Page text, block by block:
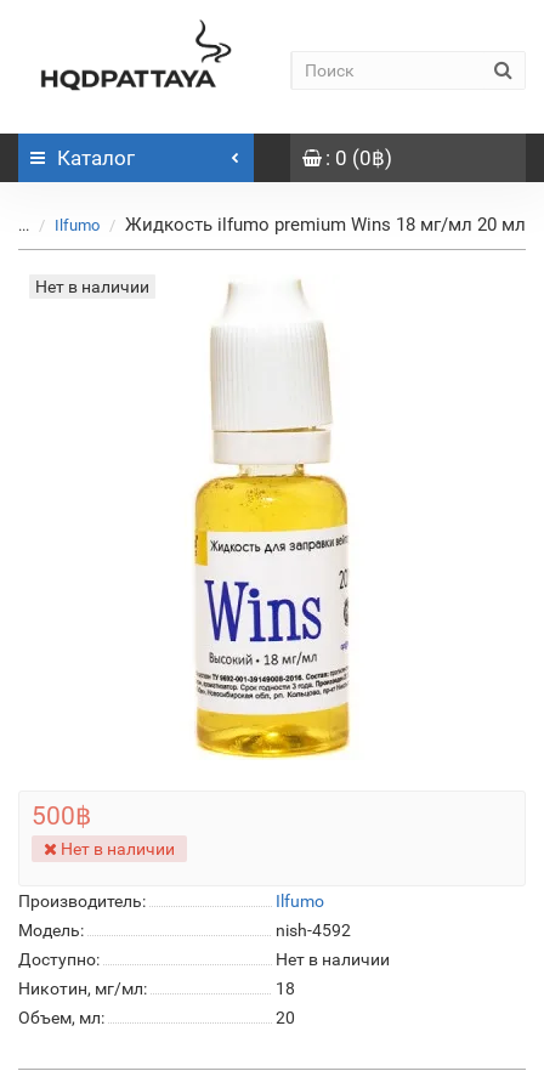
Каталог : 0 (0฿)
... Ilfumo Жидкость ilfumo premium Wins 18 мг/мл 20 мл
Нет в наличии
Производитель:
Ilfumo
Модель:
nish-4592
Доступно:
Нет в наличии
Никотин, мг/мл:
18
Объем, мл:
20
500฿
Нет в наличии